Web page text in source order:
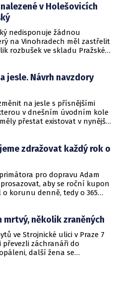
v Holešovicích
nedisponuje žádnou
na Vinohradech měl zastřelit
rozbušek ve skladu Pražské
velké a nikdo nebyl ohrožen
z Prahy 7 sobě.
jesle. Návrh navzdory
na jesle s přísnějšími
v dnešním úvodním kole
přestat existovat v nynější
posoudí jej sociální
zdražovat každý rok o
pro dopravu Adam
aby se roční kupon
korunu denně, tedy o 365
mrtvý, několik zraněných
ve Strojnické ulici v Praze 7
záchranáři do
další žena se